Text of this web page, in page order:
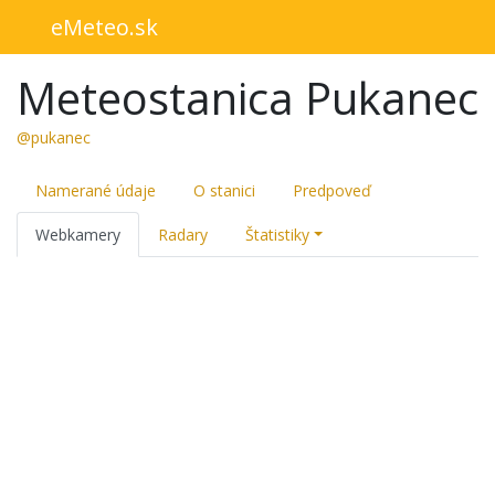
eMeteo.sk
Meteostanica Pukanec
@pukanec
Namerané údaje O stanici Predpoveď
Webkamery Radary Štatistiky